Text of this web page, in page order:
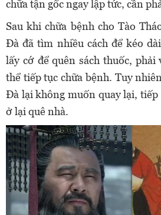
chữa tận gốc ngay lập tức, cần
Sau khi chữa bệnh cho Tào
Đà đã tìm nhiều cách để kéo
lấy cớ để quên sách thuốc, phải
thể tiếp tục chữa bệnh. Tuy
Đà lại không muốn quay lại,
ở lại quê nhà.